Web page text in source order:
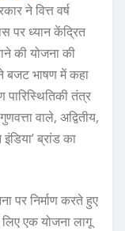
ने वित्त वर्ष
पर ध्यान केंद्रित
की योजना की
बजट भाषण में कहा
तंत्र
वाले, अद्वितीय,
ब्रांड का
पर निर्माण करते हुए
एक योजना लागू